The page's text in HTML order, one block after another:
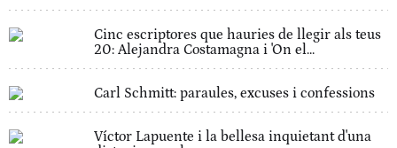
Cinc escriptores que hauries de llegir als teus
20: Alejandra Costamagna i 'On el...
Carl Schmitt: paraules, excuses i confessions
Víctor Lapuente i la bellesa inquietant d'una